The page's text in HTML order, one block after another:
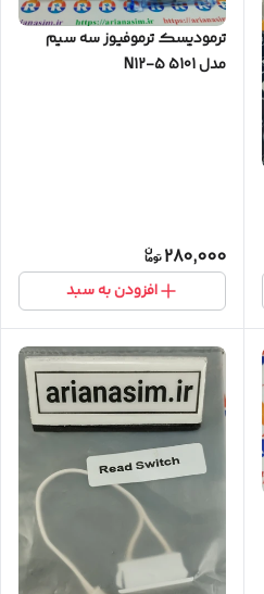
ترمودیسک ترموفیوز سه سیم
مدل N12-5 5101
280,000
افزودن به سبد